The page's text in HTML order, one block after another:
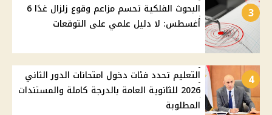
3
البحوث الفلكية تحسم مزاعم وقوع زلزال غدًا 6
أغسطس: لا دليل علمي على التوقعات
4
التعليم تحدد فئات دخول امتحانات الدور الثاني
2026 للثانوية العامة بالدرجة كاملة والمستندات
المطلوبة